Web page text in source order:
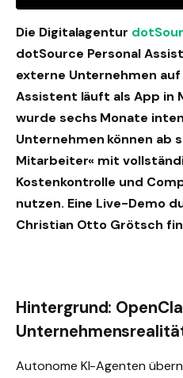
Die Digitalagentur
dotSource Personal
externe Unternehmen auf
Assistent läuft als App in
wurde sechs Monate
Unternehmen können ab
Mitarbeiter« mit
Kostenkontrolle und
nutzen. Eine Live-Demo
Christian Otto Grötsch
Hintergrund:
Autonome KI-Agenten